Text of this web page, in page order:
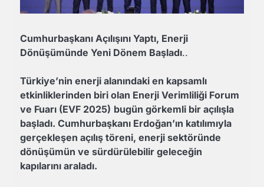
Cumhurbaşkanı Açılışını Yaptı, Enerji
Dönüşümünde Yeni Dönem Başladı..
Türkiye’nin enerji alanındaki en kapsamlı
etkinliklerinden biri olan Enerji Verimliliği Forum
ve Fuarı (EVF 2025) bugün görkemli bir açılışla
başladı. Cumhurbaşkanı Erdoğan’ın katılımıyla
gerçekleşen açılış töreni, enerji sektöründe
dönüşümün ve sürdürülebilir geleceğin
kapılarını araladı.